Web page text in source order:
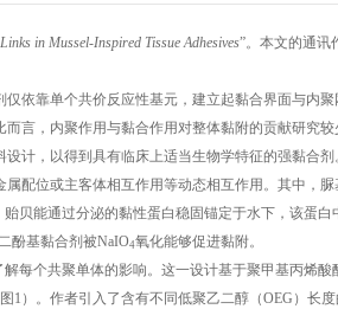
in Mussel-Inspired Tissue Adhesives”。本文的通讯
依靠单个共价反应性基元，建立起黏合界面与内聚
言，内聚作用与黏合作用对整体黏附的贡献研究较
计，以得到具有临床上适当生物学特征的强黏合剂
配位或主客体相互作用等动态相互作用。其中，脲
贝能通过分泌的黏性蛋白稳固锚定于水下，该蛋白
酚基黏合剂被NaIO4氧化能够促进黏附。
每个共聚单体的影响。这一设计基于聚甲基丙烯酸
1）。作者引入了含有不同低聚乙二醇（OEG）长